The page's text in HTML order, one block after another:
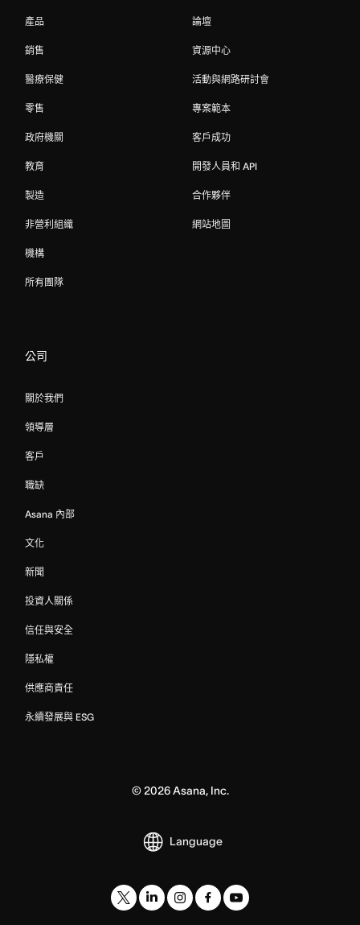
產品
銷售
醫療保健
零售
政府機關
教育
製造
非營利組織
機構
所有團隊
論壇
資源中心
活動與網路研討會
專案範本
客戶成功
開發人員和 API
合作夥伴
網站地圖
公司
關於我們
領導層
客戶
職缺
Asana 內部
文化
新聞
投資人關係
信任與安全
隱私權
供應商責任
永續發展與 ESG
©2026Asana, Inc.
Language